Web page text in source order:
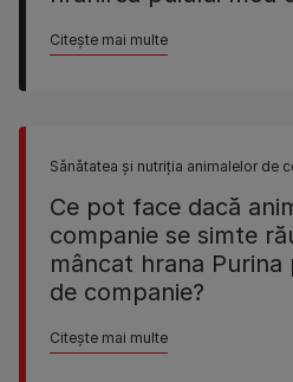
Citește mai multe
Sănătatea şi nutriţia animalelor de
Ce pot face dacă
companie se simte
mâncat hrana
de companie?
Citește mai multe